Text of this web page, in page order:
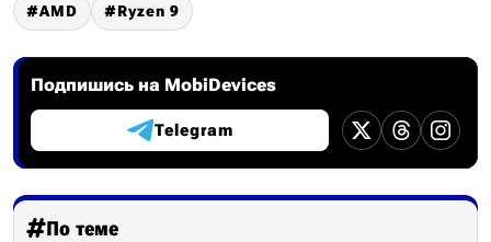
AMD Ryzen 9
Подпишись на MobiDevices
Telegram
По теме